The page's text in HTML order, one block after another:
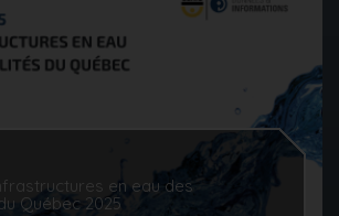
en eau des
Québec 2025